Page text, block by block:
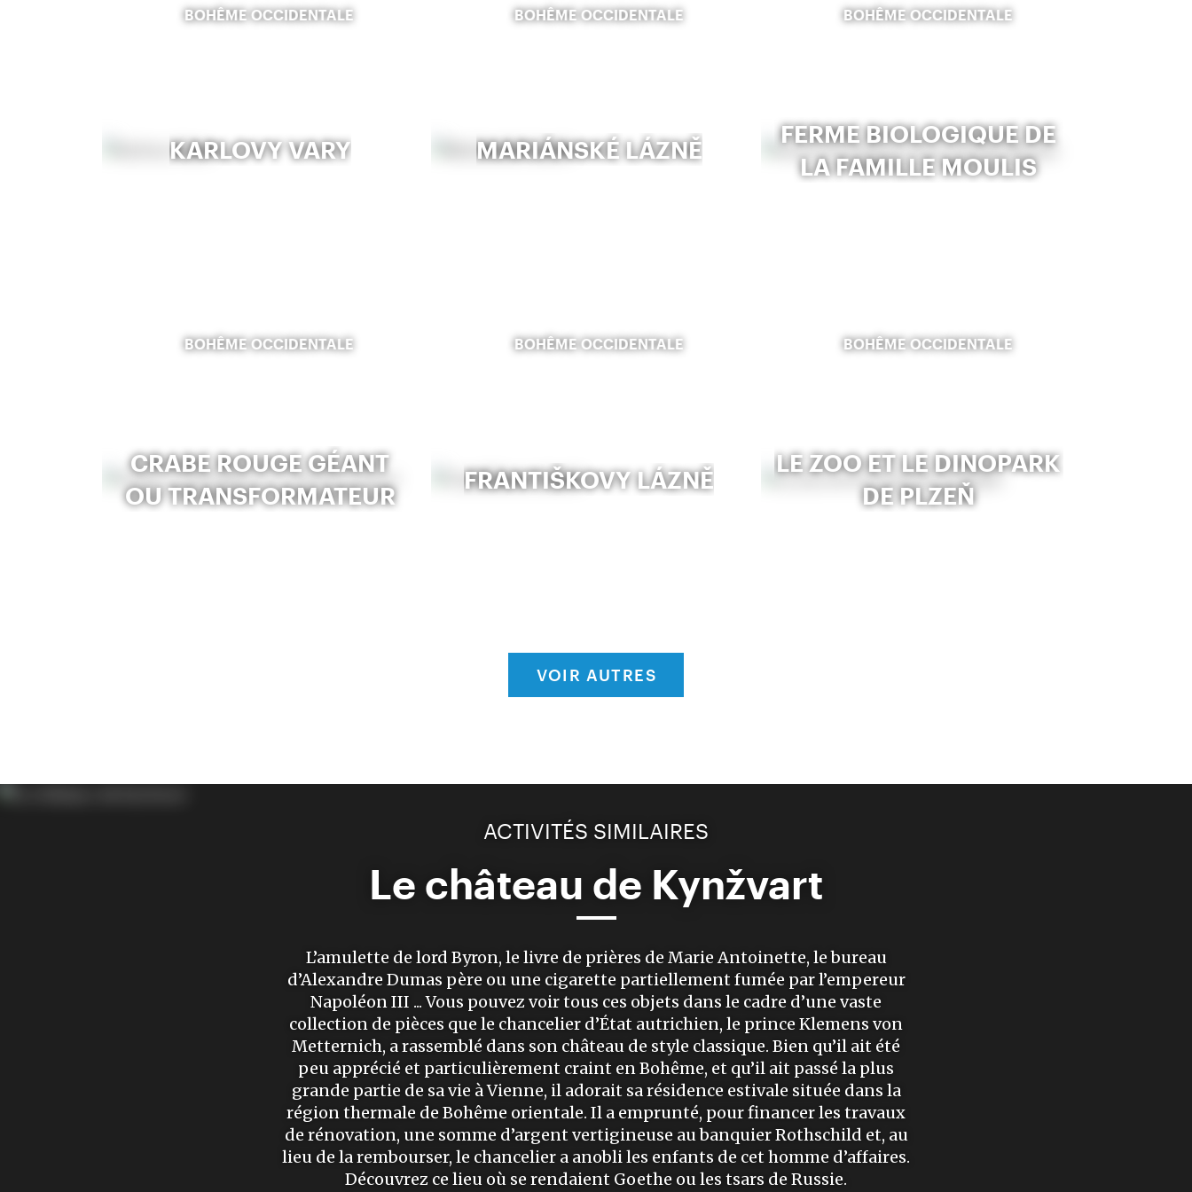
BOHÊME OCCIDENTALE
KARLOVY VARY
BOHÊME OCCIDENTALE
MARIÁNSKÉ LÁZNĚ
BOHÊME OCCIDENTALE
FERME BIOLOGIQUE DE
LA FAMILLE MOULIS
BOHÊME OCCIDENTALE
CRABE ROUGE GÉANT
OU TRANSFORMATEUR
BOHÊME OCCIDENTALE
FRANTIŠKOVY LÁZNĚ
BOHÊME OCCIDENTALE
LE ZOO ET LE DINOPARK
DE PLZEŇ
VOIR AUTRES
ACTIVITÉS SIMILAIRES
Le château de Kynžvart
L’amulette de lord Byron, le livre de prières de Marie Antoinette, le bureau
d’Alexandre Dumas père ou une cigarette partiellement fumée par l’empereur
Napoléon III ... Vous pouvez voir tous ces objets dans le cadre d’une vaste
collection de pièces que le chancelier d’État autrichien, le prince Klemens von
Metternich, a rassemblé dans son château de style classique. Bien qu’il ait été
peu apprécié et particulièrement craint en Bohême, et qu’il ait passé la plus
grande partie de sa vie à Vienne, il adorait sa résidence estivale située dans la
région thermale de Bohême orientale. Il a emprunté, pour financer les travaux
de rénovation, une somme d’argent vertigineuse au banquier Rothschild et, au
lieu de la rembourser, le chancelier a anobli les enfants de cet homme d’affaires.
Découvrez ce lieu où se rendaient Goethe ou les tsars de Russie.